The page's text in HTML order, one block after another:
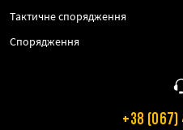
Тактичне спорядження
Спорядження
+38 (067)